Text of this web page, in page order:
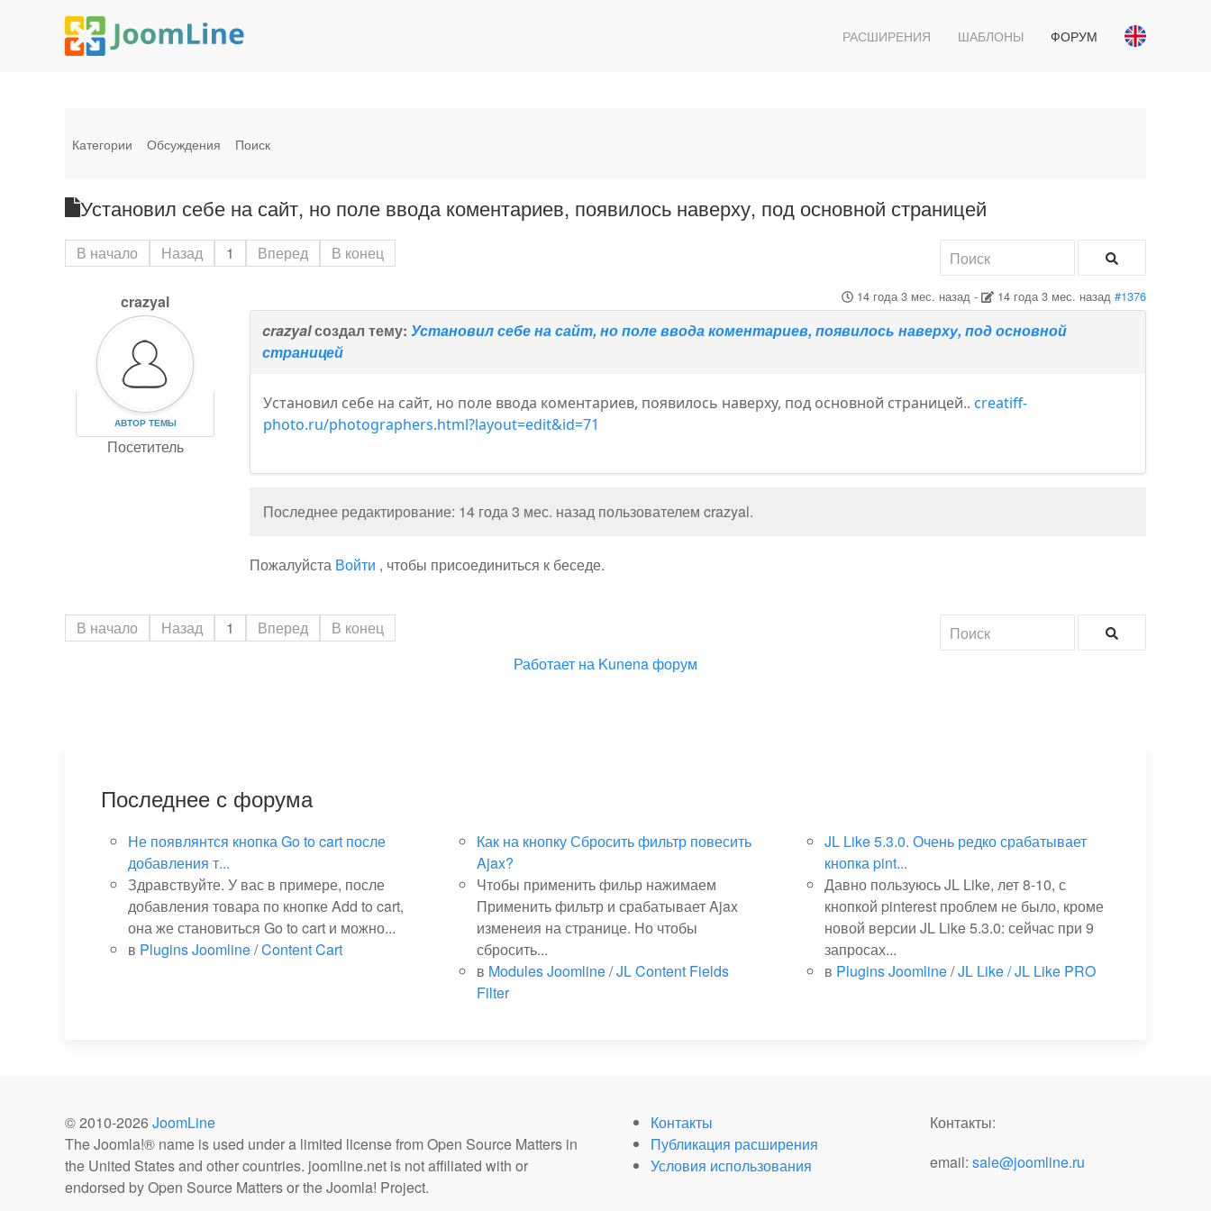
РАСШИРЕНИЯ ШАБЛОНЫ ФОРУМ
Категории Обсуждения Поиск
Установил себе на сайт, но поле ввода коментариев, появилось наверху, под основной страницей
В начало Назад 1 Вперед В конец
crazyal
АВТОР ТЕМЫ
Посетитель
14 года 3 мес. назад- 14 года 3 мес. назад #1376
crazyalсоздал тему:Установил себе на сайт, но поле ввода коментариев, появилось наверху, под основной
страницей
Установил себе на сайт, но поле ввода коментариев, появилось наверху, под основной страницей.. creatiff-
photo.ru/photographers.html?layout=edit&id=71
Последнее редактирование: 14 года 3 мес. назад пользователемcrazyal.
Пожалуйста Войти , чтобы присоединиться к беседе.
В начало Назад 1 Вперед
В конец
Работает на Kunena форум
Последнее с форума
Не появлянтся кнопка Go to cart после
добавления т...
Здравствуйте. У вас в примере, после
добавления товара по кнопке Add to cart,
она же становиться Go to cart и можно...
в Plugins Joomline/Content Cart
Как на кнопку Сбросить фильтр повесить
Ajax?
Чтобы применить фильр нажимаем
Применить фильтр и срабатывает Ajax
изменеия на странице. Но чтобы
сбросить...
в Modules Joomline/JL Content Fields
Filter
JL Like 5.3.0. Очень редко срабатывает
кнопка pint...
Давно пользуюсь JL Like, лет 8-10, с
кнопкой pinterest проблем не было, кроме
новой версии JL Like 5.3.0: сейчас при 9
запросах...
в Plugins Joomline/JL Like / JL Like PRO
© 2010-2026 JoomLine
The Joomla!® name is used under a limited license from Open Source Matters in
the United States and other countries. joomline.net is not affiliated with or
endorsed by Open Source Matters or the Joomla! Project.
Контакты
Публикация расширения
Условия использования
Контакты:
email: sale@joomline.ru